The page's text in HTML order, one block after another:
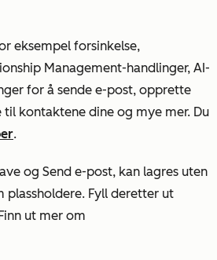
eksempel forsinkelse,
Management-handlinger, AI-
for å sende e-post, opprette
kontaktene dine og mye mer. Du
.
og Send e-post, kan lagres uten
plassholdere. Fyll deretter ut
ut mer om